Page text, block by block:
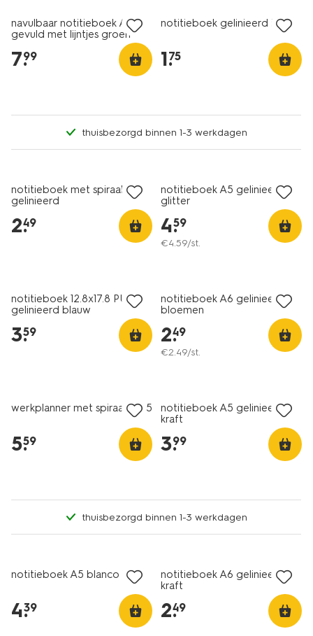
navulbaar notitieboek A5
gevuld met lijntjes groen
7.
99
notitieboek gelinieerd ijsje
1.
75
thuisbezorgd binnen 1-3 werkdagen
notitieboek met spiraal A6
gelinieerd
2.
49
notitieboek A5 gelinieerd
glitter
4.
59
€4.59/st.
notitieboek 12.8x17.8 PU
gelinieerd blauw
3.
59
notitieboek A6 gelinieerd
bloemen
2.
49
€2.49/st.
werkplanner met spiraal 21x15
5.
59
notitieboek A5 gelinieerd
kraft
3.
99
thuisbezorgd binnen 1-3 werkdagen
notitieboek A5 blanco kraft
4.
39
notitieboek A6 gelinieerd
kraft
2.
49